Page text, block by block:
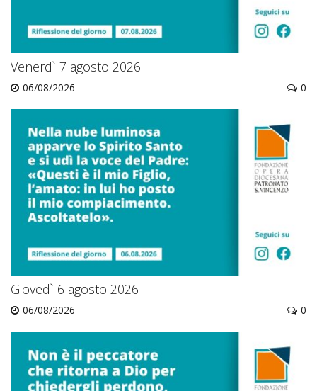
Venerdì 7 agosto 2026
06/08/2026 0
Giovedì 6 agosto 2026
06/08/2026 0